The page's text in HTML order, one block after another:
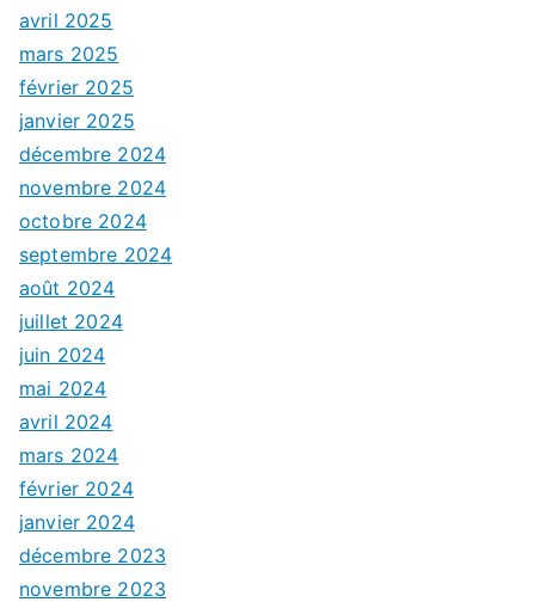
avril 2025
mars 2025
février 2025
janvier 2025
décembre 2024
novembre 2024
octobre 2024
septembre 2024
août 2024
juillet 2024
juin 2024
mai 2024
avril 2024
mars 2024
février 2024
janvier 2024
décembre 2023
novembre 2023